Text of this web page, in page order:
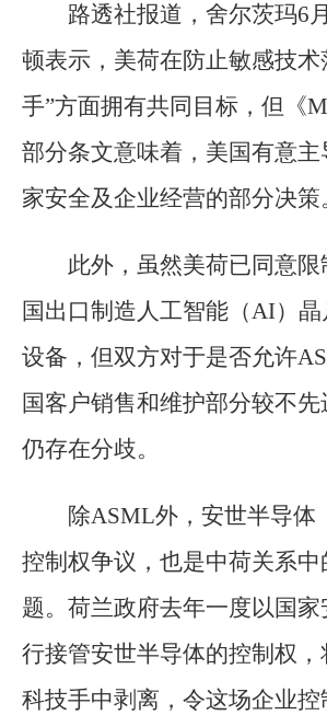
路透社报道，舍尔茨玛6
顿表示，美荷在防止敏感技术
手”方面拥有共同目标，但《
部分条文意味着，美国有意主
家安全及企业经营的部分决策
此外，虽然美荷已同意
国出口制造人工智能（AI）
设备，但双方对于是否允许
国客户销售和维护部分较不先
仍存在分歧。
除ASML外，安世半导体
控制权争议，也是中荷关系中
题。荷兰政府去年一度以国
行接管安世半导体的控制权
科技手中剥离，令这场企业